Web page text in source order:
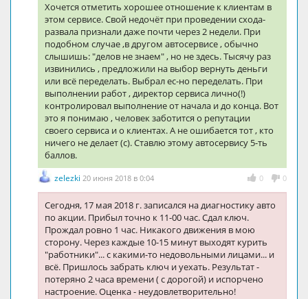
Хочется отметить хорошее отношение к клиентам в
этом сервисе. Свой недочёт при проведении схода-
развала признали даже почти через 2 недели. При
подобном случае ,в другом автосервисе , обычно
слышишь: "делов не знаем" , но не здесь. Тысячу раз
извинились , предложили на выбор вернуть деньги
или всё переделать. Выбрал ес-но переделать. При
выполнении работ , директор сервиса лично(!)
контролировал выполнение от начала и до конца. Вот
это я понимаю , человек заботится о репутации
своего сервиса и о клиентах. А не ошибается тот , кто
ничего не делает (с). Ставлю этому автосервису 5-ть
баллов.
0 0
zelezki 20 июня 2018 в 0:04
Сегодня, 17 мая 2018 г. записался на диагностику авто
по акции. Прибыл точно к 11-00 час. Сдал ключ.
Прождал ровно 1 час. Никакого движения в мою
сторону. Через каждые 10-15 минут выходят курить
"работники"... с какими-то недовольными лицами... и
всё. Пришлось забрать ключ и уехать. Результат -
потеряно 2 часа времени ( с дорогой) и испорчено
настроение. Оценка - неудовлетворительно!